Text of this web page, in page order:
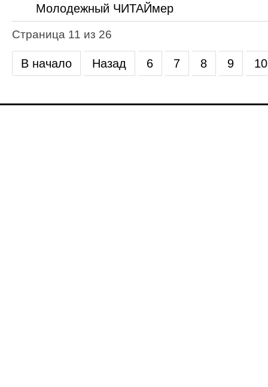
Молодежный ЧИТАЙмер
Страница 11 из 26
В начало Назад 6 7 8 9 10